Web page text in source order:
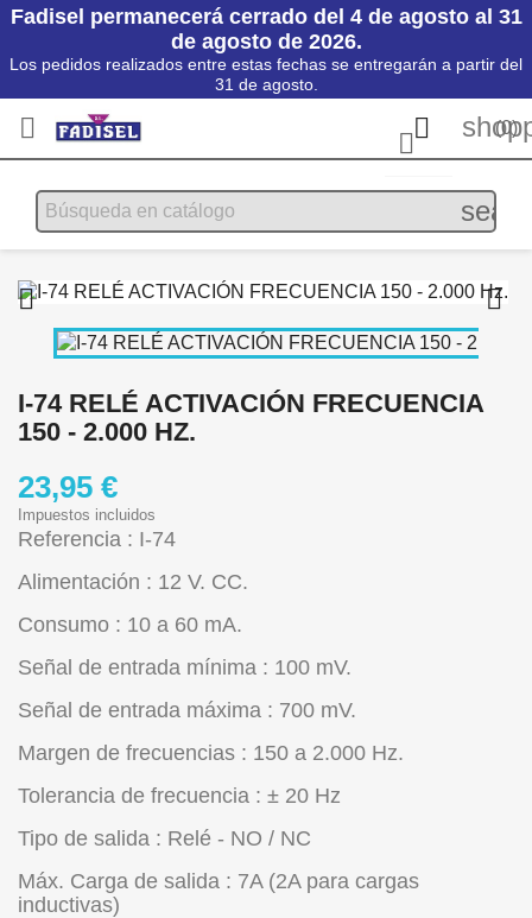
Fadisel permanecerá cerrado del 4 de agosto al 31
de agosto de 2026.
Los pedidos realizados entre estas fechas se entregarán a partir del
31 de agosto.

 (0)

 
I-74 RELÉ ACTIVACIÓN FRECUENCIA
150 - 2.000 HZ.
23,95 €
Impuestos incluidos
Referencia : I-74
Alimentación : 12 V. CC.
Consumo : 10 a 60 mA.
Señal de entrada mínima : 100 mV.
Señal de entrada máxima : 700 mV.
Margen de frecuencias : 150 a 2.000 Hz.
Tolerancia de frecuencia : ± 20 Hz
Tipo de salida : Relé - NO / NC
Máx. Carga de salida : 7A (2A para cargas
inductivas)